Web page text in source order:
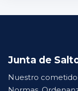
Junta de
Nuestro